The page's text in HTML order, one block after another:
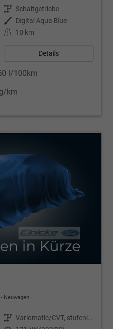
Getriebe Schaltgetriebe
Außenfarbe
Digital Aqua Blue
Kilometerstand 10 km
Details
l/100km
km
Neuwagen
Getriebe
Variomatic/CVT, stufenlos